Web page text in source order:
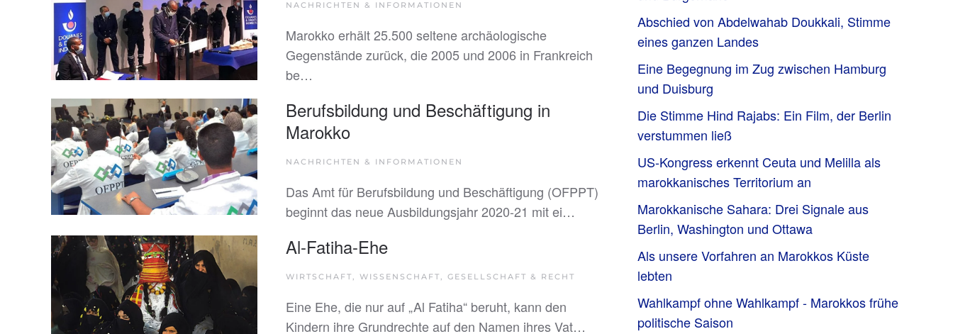
NACHRICHTEN & INFORMATIONEN
Marokko erhält 25.500 seltene archäologische
Gegenstände zurück, die 2005 und 2006 in Frankreich
be…
Berufsbildung und Beschäftigung in
Marokko
NACHRICHTEN & INFORMATIONEN
Das Amt für Berufsbildung und Beschäftigung (OFPPT)
beginnt das neue Ausbildungsjahr 2020-21 mit ei…
Al-Fatiha-Ehe
WIRTSCHAFT, WISSENSCHAFT, GESELLSCHAFT & RECHT
Eine Ehe, die nur auf „Al Fatiha“ beruht, kann den
Kindern ihre Grundrechte auf den Namen ihres Vat…
Abschied von Abdelwahab Doukkali, Stimme
eines ganzen Landes
Eine Begegnung im Zug zwischen Hamburg
und Duisburg
Die Stimme Hind Rajabs: Ein Film, der Berlin
verstummen ließ
US-Kongress erkennt Ceuta und Melilla als
marokkanisches Territorium an
Marokkanische Sahara: Drei Signale aus
Berlin, Washington und Ottawa
Als unsere Vorfahren an Marokkos Küste
lebten
Wahlkampf ohne Wahlkampf - Marokkos frühe
politische Saison